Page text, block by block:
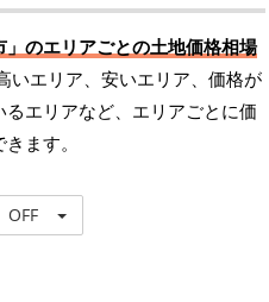
」のエリアごとの土地価格相場
いエリア、安いエリア、価格が
エリアなど、エリアごとに価
ます。
OFF